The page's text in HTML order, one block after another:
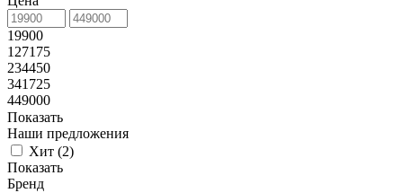
19900
127175
234450
341725
449000
Показать
Наши предложения
Хит (2)
Показать
Бренд